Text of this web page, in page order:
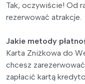
Tak, oczywiście! Od
rezerwować atrakcje.
Jakie metody
Karta Zniżkowa do
chcesz
zapłacić kartą